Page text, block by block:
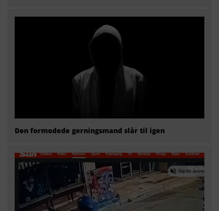
Den formodede gerningsmand slår til igen